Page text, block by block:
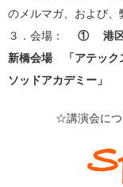
のメルマガ、および、
３．会場：
① 港区
新橋会場 「アテッ
ソッドアカデミー」
☆講演会につ